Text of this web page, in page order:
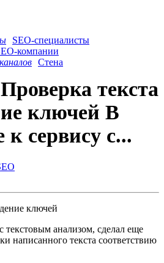
SEO-специалисты
компании
Стена
Проверка текста
ключей В
к сервису с...
ключей
текстовым анализом, сделал еще
написанного текста соответствию